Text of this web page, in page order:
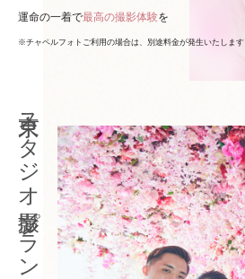
運命の一着で最高の撮影体験を
※チャペルフォトご利用の場合は、別途料金が発生いたします
東京スタジオ撮影プラン